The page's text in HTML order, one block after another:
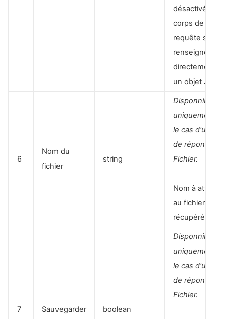
désactivé, le
corps de la
requête sera
renseigné
directement
un objet JSON.
6
Nom du
fichier
string
Disponnible
uniquement
le cas d'un
de réponse
Fichier.
Nom à
au fichier
récupéré
7 Sauvegarder boolean
Disponnible
uniquement
le cas d'un
de réponse
Fichier.